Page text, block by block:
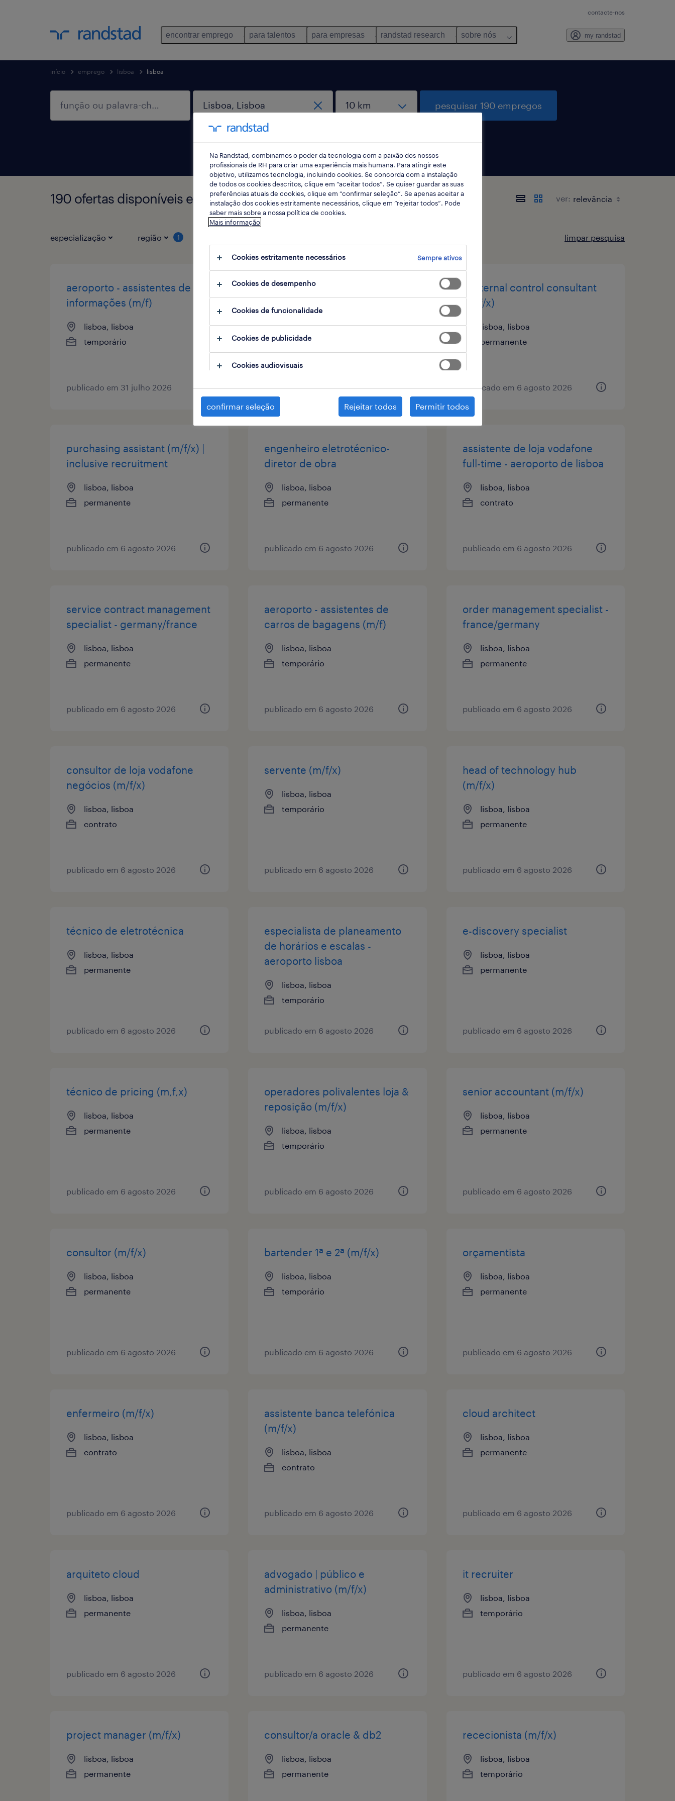
contacte-nos
encontrar emprego para talentos para empresas randstad research sobre nós my randstad
início emprego lisboa lisboa
pesquisar 190 empregos
190 ofertas disponíveis em Lisboa, Lisboa ver:
especialização região 1 limpar pesquisa
aeroporto - assistentes de
informações (m/f)
lisboa, lisboa
temporário
publicado em 31 julho 2026
aeroporto - assistentes de
lisboa, lisboa
publicado em 6 agosto 2026
it internal control consultant
(m/f/x)
lisboa, lisboa
permanente
publicado em 6 agosto 2026
purchasing assistant (m/f/x) |
inclusive recruitment
lisboa, lisboa
permanente
publicado em 6 agosto 2026
engenheiro eletrotécnico-
diretor de obra
lisboa, lisboa
permanente
publicado em 6 agosto 2026
assistente de loja vodafone
full-time - aeroporto de lisboa
lisboa, lisboa
contrato
publicado em 6 agosto 2026
service contract management
specialist - germany/france
lisboa, lisboa
permanente
publicado em 6 agosto 2026
aeroporto - assistentes de
carros de bagagens (m/f)
lisboa, lisboa
temporário
publicado em 6 agosto 2026
order management specialist -
france/germany
lisboa, lisboa
permanente
publicado em 6 agosto 2026
consultor de loja vodafone
negócios (m/f/x)
lisboa, lisboa
contrato
publicado em 6 agosto 2026
servente (m/f/x)
lisboa, lisboa
temporário
publicado em 6 agosto 2026
head of technology hub
(m/f/x)
lisboa, lisboa
permanente
publicado em 6 agosto 2026
técnico de eletrotécnica
lisboa, lisboa
permanente
publicado em 6 agosto 2026
especialista de planeamento
de horários e escalas -
aeroporto lisboa
lisboa, lisboa
temporário
publicado em 6 agosto 2026
e-discovery specialist
lisboa, lisboa
permanente
publicado em 6 agosto 2026
técnico de pricing (m,f,x)
lisboa, lisboa
permanente
publicado em 6 agosto 2026
operadores polivalentes loja &
reposição (m/f/x)
lisboa, lisboa
temporário
publicado em 6 agosto 2026
senior accountant (m/f/x)
lisboa, lisboa
permanente
publicado em 6 agosto 2026
consultor (m/f/x)
lisboa, lisboa
permanente
publicado em 6 agosto 2026
bartender 1ª e 2ª (m/f/x)
lisboa, lisboa
temporário
publicado em 6 agosto 2026
orçamentista
lisboa, lisboa
permanente
publicado em 6 agosto 2026
enfermeiro (m/f/x)
lisboa, lisboa
contrato
publicado em 6 agosto 2026
assistente banca telefónica
(m/f/x)
lisboa, lisboa
contrato
publicado em 6 agosto 2026
cloud architect
lisboa, lisboa
permanente
publicado em 6 agosto 2026
arquiteto cloud
lisboa, lisboa
permanente
publicado em 6 agosto 2026
advogado | público e
administrativo (m/f/x)
lisboa, lisboa
permanente
publicado em 6 agosto 2026
it recruiter
lisboa, lisboa
temporário
publicado em 6 agosto 2026
project manager (m/f/x)
lisboa, lisboa
permanente
consultor/a oracle & db2
lisboa, lisboa
permanente
rececionista (m/f/x)
lisboa, lisboa
temporário
Na Randstad, combinamos o poder da tecnologia com a paixão dos nossos
profissionais de RH para criar uma experiência mais humana. Para atingir este
objetivo, utilizamos tecnologia, incluindo cookies. Se concorda com a instalação
de todos os cookies descritos, clique em “aceitar todos”. Se quiser guardar as suas
preferências atuais de cookies, clique em “confirmar seleção”. Se apenas aceitar a
instalação dos cookies estritamente necessários, clique em “rejeitar todos”. Pode
saber mais sobre a nossa política de cookies.
Mais informação
Cookies estritamente necessários Sempre ativos
Cookies de desempenho
Cookies de funcionalidade
Cookies de publicidade
Cookies audiovisuais
confirmar seleção Rejeitar todos Permitir todos